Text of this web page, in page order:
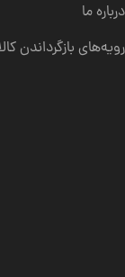
درباره ما
رویه‌های بازگرداندن کالا